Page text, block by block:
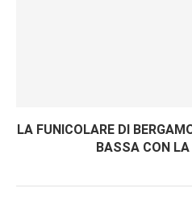
LA FUNICOLARE DI
BASSA CON